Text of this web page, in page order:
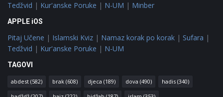
Tedžvid | Kur'anske Poruke | N-UM | Minber
APPLE iOS
Pitaj Učene | Islamski Kviz | Namaz korak po korak | Sufara |
Tedžvid | Kur'anske Poruke | N-UM
TAGOVI
abdest (582) brak (608) djeca (189) dova (490) hadis (340)